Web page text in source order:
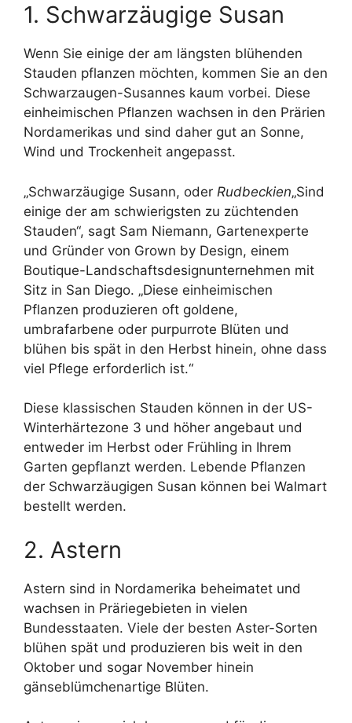
1. Schwarzäugige Susan
Wenn Sie einige der am längsten blühenden
Stauden pflanzen möchten, kommen Sie an den
Schwarzaugen-Susannes kaum vorbei. Diese
einheimischen Pflanzen wachsen in den Prärien
Nordamerikas und sind daher gut an Sonne,
Wind und Trockenheit angepasst.
„Schwarzäugige Susann, oder Rudbeckien„Sind
einige der am schwierigsten zu züchtenden
Stauden“, sagt Sam Niemann, Gartenexperte
und Gründer von Grown by Design, einem
Boutique-Landschaftsdesignunternehmen mit
Sitz in San Diego. „Diese einheimischen
Pflanzen produzieren oft goldene,
umbrafarbene oder purpurrote Blüten und
blühen bis spät in den Herbst hinein, ohne dass
viel Pflege erforderlich ist.“
Diese klassischen Stauden können in der US-
Winterhärtezone 3 und höher angebaut und
entweder im Herbst oder Frühling in Ihrem
Garten gepflanzt werden. Lebende Pflanzen
der Schwarzäugigen Susan können bei Walmart
bestellt werden.
2. Astern
Astern sind in Nordamerika beheimatet und
wachsen in Präriegebieten in vielen
Bundesstaaten. Viele der besten Aster-Sorten
blühen spät und produzieren bis weit in den
Oktober und sogar November hinein
gänseblümchenartige Blüten.